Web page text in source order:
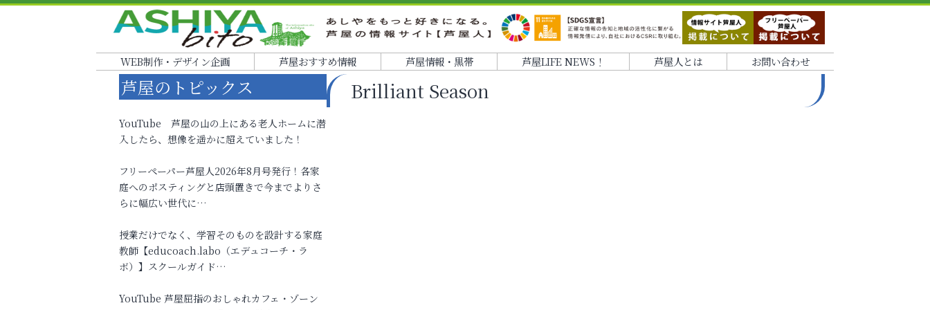
WEB制作・デザイン企画 芦屋おすすめ情報 芦屋情報・黒帯 芦屋LIFE NEWS！ 芦屋人とは お問い合わせ
Brilliant Season
芦屋のトピックス
YouTube 芦屋の山の上にある老人ホームに潜
入したら、想像を遥かに超えていました！
フリーペーパー芦屋人2026年8月号発行！各家
庭へのポスティングと店頭置きで今までよりさ
らに幅広い世代に…
授業だけでなく、学習そのものを設計する家庭
教師【educoach.labo（エデュコーチ・ラ
ボ）】スクールガイド…
YouTube 芦屋屈指のおしゃれカフェ・ゾーン